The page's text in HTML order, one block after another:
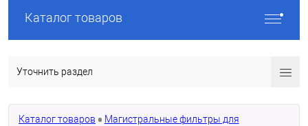
Каталог товаров
Уточнить раздел
Каталог товаров
Магистральные фильтры для